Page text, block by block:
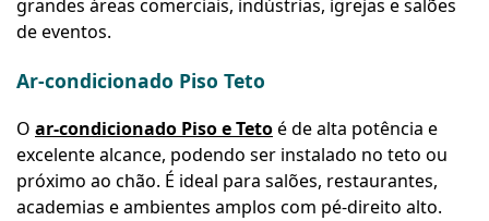
grandes áreas comerciais, indústrias, igrejas e salões
de eventos.
Ar-condicionado Piso Teto
O ar-condicionado Piso e Tetoé de alta potência e
excelente alcance, podendo ser instalado no teto ou
próximo ao chão. É ideal para salões, restaurantes,
academias e ambientes amplos com pé-direito alto.